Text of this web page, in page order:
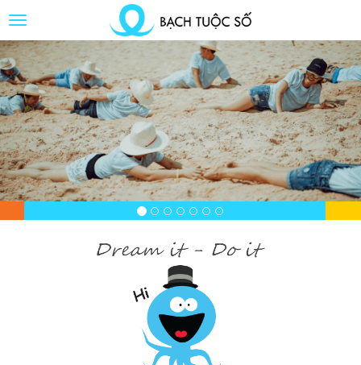
Toggle
Button